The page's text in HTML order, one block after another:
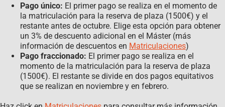
Pago único: El primer pago se realiza en el momento de
la matriculación para la reserva de plaza (1500€) y el
restante antes de octubre. Elige esta opción para obtener
un 3% de descuento adicional en el Máster (más
información de descuentos en Matriculaciones)
Pago fraccionado: El primer pago se realiza en el
momento de la matriculación para la reserva de plaza
(1500€). El restante se divide en dos pagos equitativos
que se realizan en noviembre y en febrero.